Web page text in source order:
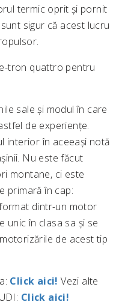
termic oprit și pornit
sigur că acest lucru
tron quattro pentru
sale și modul în care
de experiențe.
interior în aceeași notă
Nu este făcut
montane, ci este
primară în cap:
dintr-un motor
unic în clasa sa și se
de acest tip
Click aici! Vezi alte
Click aici!